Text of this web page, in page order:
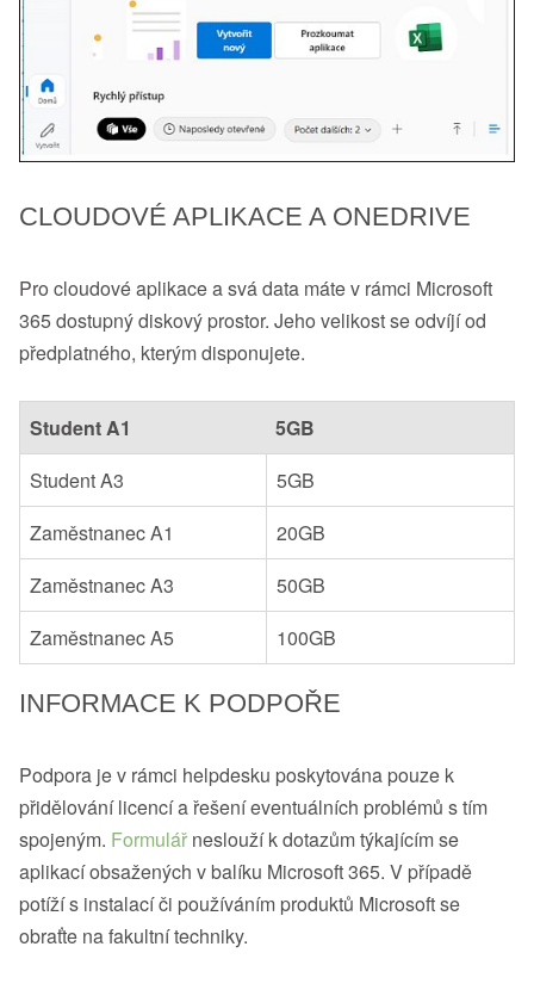
CLOUDOVÉ APLIKACE A ONEDRIVE
Pro cloudové aplikace a svá data máte v rámci Microsoft
365 dostupný diskový prostor. Jeho velikost se odvíjí od
předplatného, kterým disponujete.
Student A1
5GB
Student A3
5GB
Zaměstnanec A1
20GB
Zaměstnanec A3
50GB
Zaměstnanec A5
100GB
INFORMACE K PODPOŘE
Podpora je v rámci helpdesku poskytována pouze k
přidělování licencí a řešení eventuálních problémů s tím
spojeným. Formulář neslouží k dotazům týkajícím se
aplikací obsažených v balíku Microsoft 365. V případě
potíží s instalací či používáním produktů Microsoft se
obraťte na fakultní techniky.